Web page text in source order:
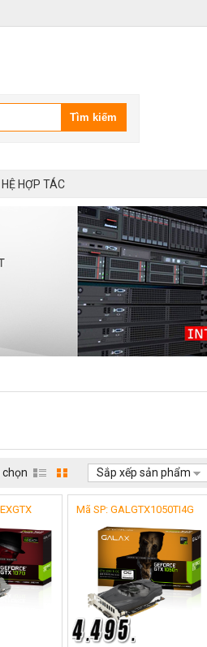
HỆ HỢP TÁC
Sắp xếp sản phẩm
chọn
Mã SP: GALGTX1050TI4G